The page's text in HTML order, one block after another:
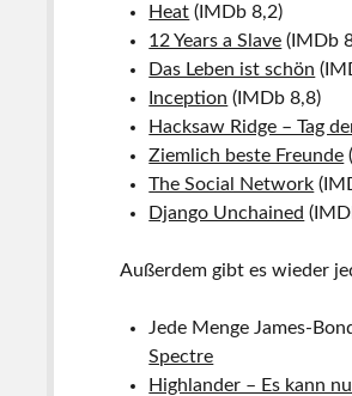
Heat (IMDb 8,2)
12 Years a Slave (IMDb
Das Leben ist schön
Inception (IMDb 8,8)
Hacksaw Ridge – Tag
Ziemlich beste Freunde
The Social Network
Django Unchained
Außerdem gibt es wieder
Jede Menge James-
Spectre
Highlander – Es kann